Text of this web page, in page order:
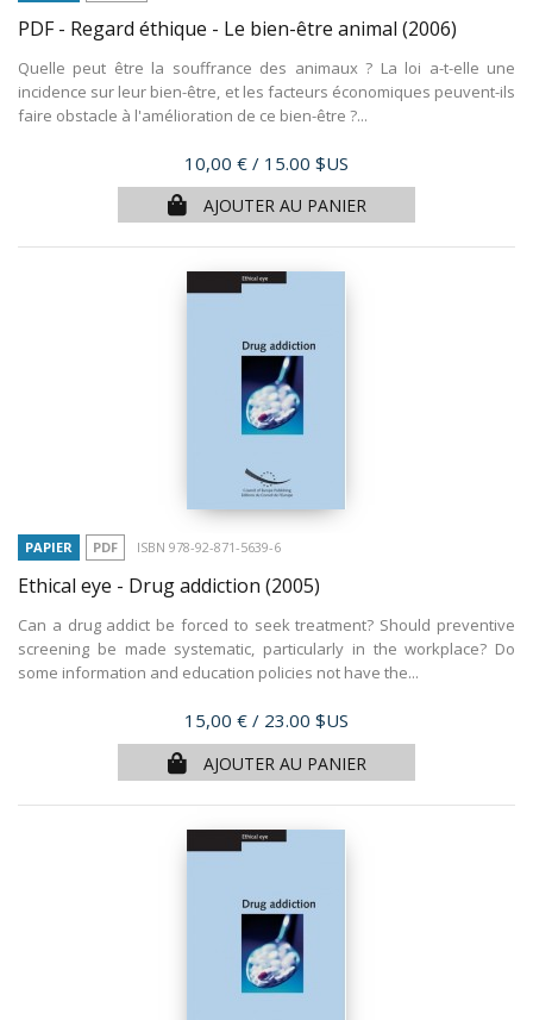
PDF - Regard éthique - Le bien-être animal (2006)
Quelle peut être la souffrance des animaux ? La loi a-t-elle une
incidence sur leur bien-être, et les facteurs économiques peuvent-ils
faire obstacle à l'amélioration de ce bien-être ?...
Prix
10,00 € / 15.00 $US
AJOUTER AU PANIER
PAPIER PDF ISBN 978-92-871-5639-6
Ethical eye - Drug addiction (2005)
Can a drug addict be forced to seek treatment? Should preventive
screening be made systematic, particularly in the workplace? Do
some information and education policies not have the...
Prix
15,00 € / 23.00 $US
AJOUTER AU PANIER